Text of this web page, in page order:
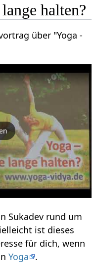
halten?
über "Yoga -
Sukadev rund um
ist dieses
für dich, wenn
Yoga .